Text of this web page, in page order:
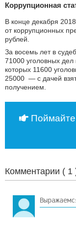
Коррупционная
В конце декабря
от коррупционных
рублей.
За восемь лет в
71000 уголовных
которых 11600
25000 — с дачей
получением.
Комментарии ( 1